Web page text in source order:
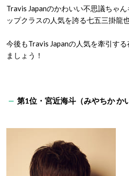
Travis Japanのかわいい不思議ちゃ
ップクラスの人気を誇る七五三掛龍也
今後もTravis Japanの人気を牽引す
ましょう！
第1位・宮近海斗（みやちか か